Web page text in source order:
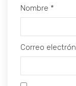
Nombre *
Correo